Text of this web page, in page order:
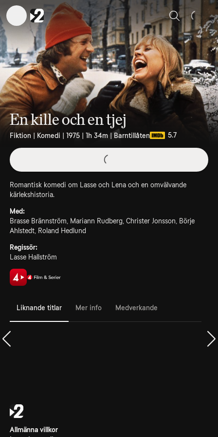
Sök
En kille och en tjej
Fiktion | Komedi | 1975 | 1h 34m | Barntillåten 5.7
Romantisk komedi om Lasse och Lena och en omvälvande
kärlekshistoria.
Med:
Brasse Brännström, Mariann Rudberg, Christer Jonsson, Börje
Ahlstedt, Roland Hedlund
Regissör:
Lasse Hallström
Liknande titlar Mer info Medverkande
Allmänna villkor